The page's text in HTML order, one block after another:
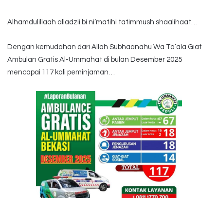
Alhamdulillaah alladzii bi ni’matihi tatimmush shaalihaat…
Dengan kemudahan dari Allah Subhaanahu Wa Ta’ala Giat
Ambulan Gratis Al-Ummahat di bulan Desember 2025
mencapai 117 kali peminjaman…